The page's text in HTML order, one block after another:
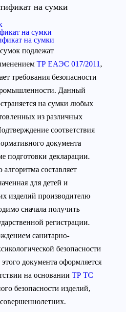
на сумки
на сумки
на сумки
подлежат
ТР ЕАЭС 017/2011 ,
требования безопасности
Данный
на сумки любых
из различных
соответствия
документа
подготовки декларации.
составляет
для детей и
изделий производителю
сначала получить
регистрации.
санитарно-
безопасности
документа оформляется
на основании ТР ТС
безопасности изделий,